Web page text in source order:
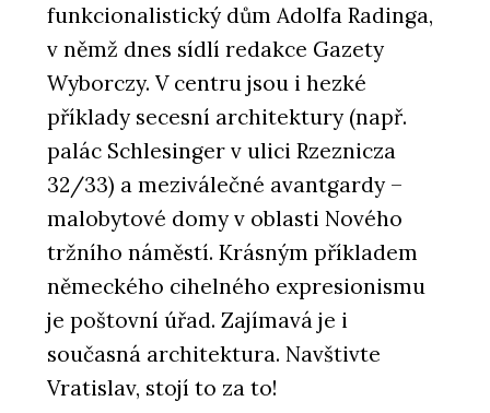
funkcionalistický dům Adolfa Radinga,
v němž dnes sídlí redakce Gazety
Wyborczy. V centru jsou i hezké
příklady secesní architektury (např.
palác Schlesinger v ulici Rzeznicza
32/33) a meziválečné avantgardy –
malobytové domy v oblasti Nového
tržního náměstí. Krásným příkladem
německého cihelného expresionismu
je poštovní úřad. Zajímavá je i
současná architektura. Navštivte
Vratislav, stojí to za to!